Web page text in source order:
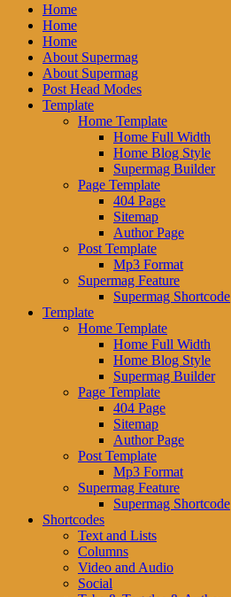
Home
Home
Home
About Supermag
About Supermag
Post Head Modes
Template
Home Template
Home Full Width
Home Blog Style
Supermag Builder
Page Template
404 Page
Sitemap
Author Page
Post Template
Mp3 Format
Supermag Feature
Supermag Shortcode
Template
Home Template
Home Full Width
Home Blog Style
Supermag Builder
Page Template
404 Page
Sitemap
Author Page
Post Template
Mp3 Format
Supermag Feature
Supermag Shortcode
Shortcodes
Text and Lists
Columns
Video and Audio
Social